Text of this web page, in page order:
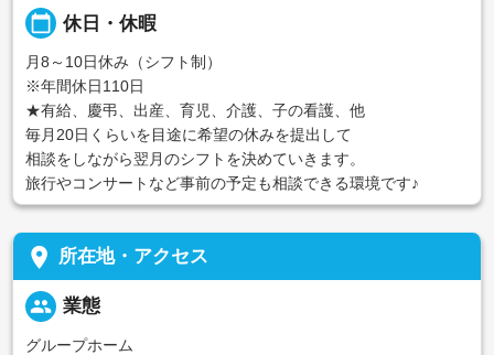
calendar_today 休日・休暇
月8～10日休み（シフト制）
※年間休日110日
★有給、慶弔、出産、育児、介護、子の看護、他
毎月20日くらいを目途に希望の休みを提出して
相談をしながら翌月のシフトを決めていきます。
旅行やコンサートなど事前の予定も相談できる環境です♪
place 所在地・アクセス
people 業態
グループホーム